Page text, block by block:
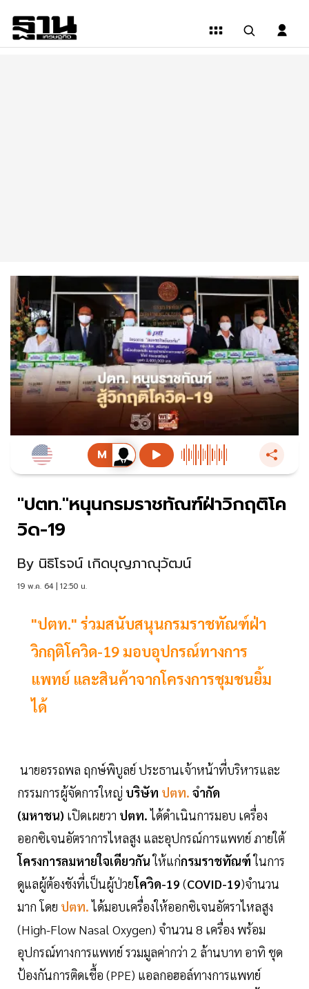
"ปตท."หนุนกรมราชทัณฑ์ฝ่าวิกฤติโค
วิด-19
By นิธิโรจน์ เกิดบุญภาณุวัฒน์
19 พ.ค. 64 | 12:50 น.
"ปตท." ร่วมสนับสนุนกรมราชทัณฑ์ฝ่า
วิกฤติโควิด-19 มอบอุปกรณ์ทางการ
แพทย์ และสินค้าจากโครงการชุมชนยิ้ม
ได้
นายอรรถพล ฤกษ์พิบูลย์ ประธานเจ้าหน้าที่บริหารและ
กรรมการผู้จัดการใหญ่ บริษัท ปตท. จำกัด
(มหาชน) เปิดเผยวา ปตท.ได้ดำเนินการมอบ เครื่อง
ออกซิเจนอัตราการไหลสูง และอุปกรณ์การแพทย์ ภายใต้
โครงการลมหายใจเดียวกันให้แก่กรมราชทัณฑ์ในการ
ดูแลผู้ต้องขังที่เป็นผู้ป่วยโควิด-19 (COVID-19)จำนวน
มาก โดย ปตท.ได้มอบเครื่องให้ออกซิเจนอัตราไหลสูง
(High-Flow Nasal Oxygen) จำนวน 8 เครื่อง พร้อม
อุปกรณ์ทางการแพทย์ รวมมูลค่ากว่า 2 ล้านบาท อาทิ ชุด
ป้องกันการติดเชื้อ (PPE) แอลกอฮอล์ทางการแพทย์